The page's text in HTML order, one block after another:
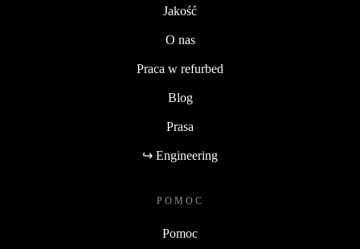
Jakość
O nas
Praca w refurbed
Blog
Prasa
↪ Engineering
POMOC
Pomoc